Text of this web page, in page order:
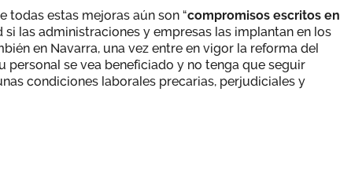
todas estas mejoras aún son “compromisos escritos en
si las administraciones y empresas las implantan en los
en Navarra, una vez entre en vigor la reforma del
personal se vea beneficiado y no tenga que seguir
condiciones laborales precarias, perjudiciales y